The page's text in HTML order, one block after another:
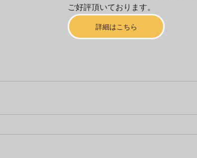
ご好評頂いております。
詳細はこちら